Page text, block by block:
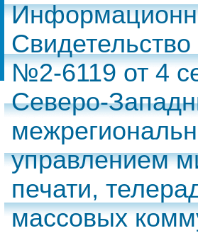
№2-6119 от 4
Северо-
управлением
печати,
массовых